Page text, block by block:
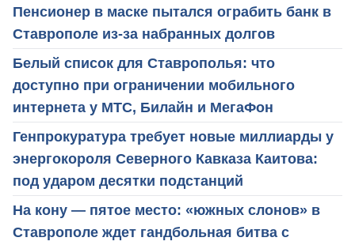
Пенсионер в маске пытался ограбить банк в
Ставрополе из-за набранных долгов
Белый список для Ставрополья: что
доступно при ограничении мобильного
интернета у МТС, Билайн и МегаФон
Генпрокуратура требует новые миллиарды у
энергокороля Северного Кавказа Каитова:
под ударом десятки подстанций
На кону — пятое место: «южных слонов» в
Ставрополе ждет гандбольная битва с